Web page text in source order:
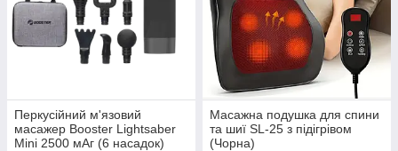
Перкусійний м'язовий
масажер Booster Lightsaber
Mini 2500 мАг (6 насадок)
Масажна подушка для спини
та шиї SL-25 з підігрівом
(Чорна)